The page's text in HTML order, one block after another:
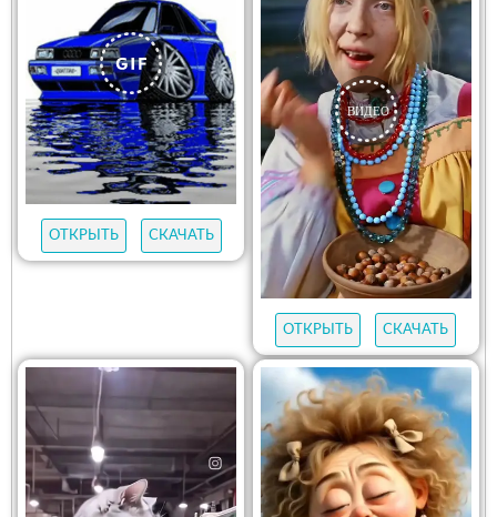
ОТКРЫТЬ СКАЧАТЬ
ОТКРЫТЬ СКАЧАТЬ